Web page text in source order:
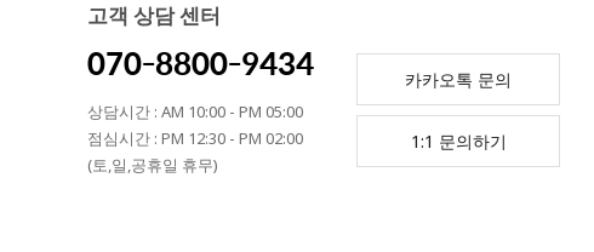
고객 상담 센터
070-8800-9434
상담시간 : AM 10:00 - PM 05:00
점심시간 : PM 12:30 - PM 02:00
(토,일,공휴일 휴무)
카카오톡 문의
1:1 문의하기